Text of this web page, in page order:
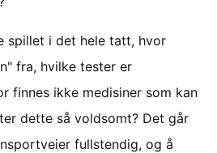
spillet i det hele tatt, hvor
fra, hvilke tester er
finnes ikke medisiner som kan
dette så voldsomt? Det går
fullstendig, og å